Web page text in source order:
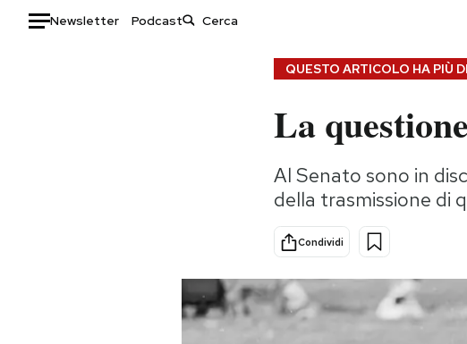
Newsletter Podcast
Consumismi
Storie/Idee
Ok Boomer!
Media
Europa
Altrecose
QUESTO ARTICOLO HA PIÙ DI
La
Al Senato sono in
della trasmissione di
Condividi